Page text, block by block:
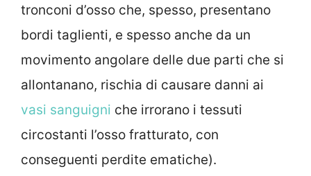
tronconi d’osso che, spesso, presentano
bordi taglienti, e spesso anche da un
movimento angolare delle due parti che si
allontanano, rischia di causare danni ai
vasi sanguigni che irrorano i tessuti
circostanti l’osso fratturato, con
conseguenti perdite ematiche).